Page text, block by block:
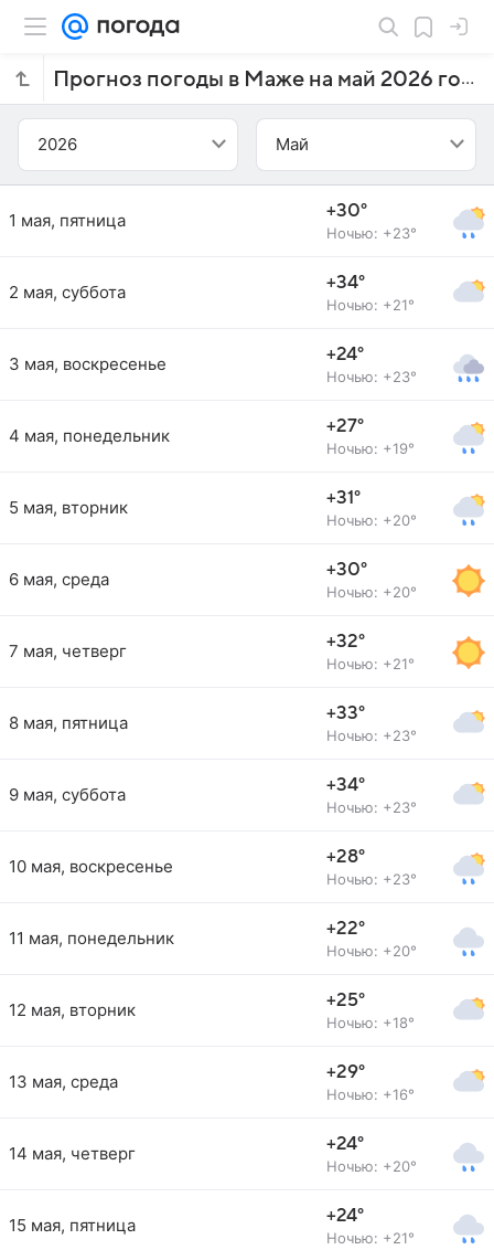
Прогноз погоды в Маже на май 2026 года
2026 Май
1 мая, пятница +30°
Ночью: +23°
2 мая, суббота +34°
Ночью: +21°
3 мая, воскресенье +24°
Ночью: +23°
4 мая, понедельник +27°
Ночью: +19°
5 мая, вторник +31°
Ночью: +20°
6 мая, среда +30°
Ночью: +20°
7 мая, четверг +32°
Ночью: +21°
8 мая, пятница +33°
Ночью: +23°
9 мая, суббота +34°
Ночью: +23°
10 мая, воскресенье +28°
Ночью: +23°
11 мая, понедельник +22°
Ночью: +20°
12 мая, вторник +25°
Ночью: +18°
13 мая, среда +29°
Ночью: +16°
14 мая, четверг +24°
Ночью: +20°
15 мая, пятница +24°
Ночью: +21°